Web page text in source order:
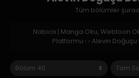
Tüm bölümler
Nabicix | Manga Oku, Webtoon
Platformu › › Alevin